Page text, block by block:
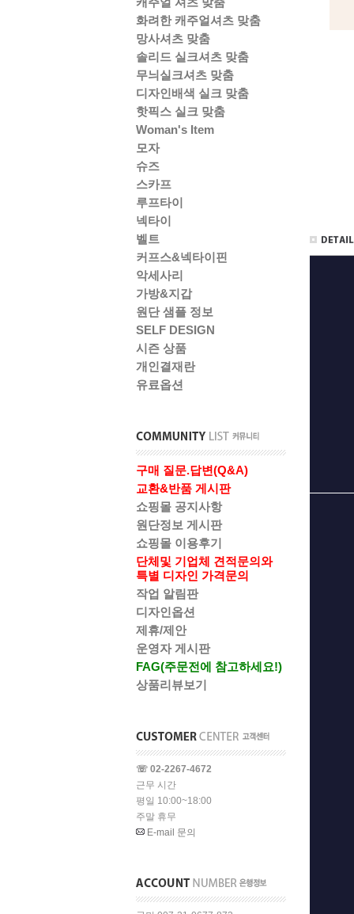
화려한 캐주얼셔츠 맞춤
망사셔츠 맞춤
솔리드 실크셔츠 맞춤
무늬실크셔츠 맞춤
디자인배색 실크 맞춤
핫픽스 실크 맞춤
Woman's Item
모자
슈즈
스카프
루프타이
넥타이
벨트
커프스&넥타이핀
악세사리
가방&지갑
원단 샘플 정보
SELF DESIGN
시즌 상품
개인결재란
유료옵션
구매 질문.답변(Q&A)
교환&반품 게시판
쇼핑몰 공지사항
원단정보 게시판
쇼핑몰 이용후기
단체및 기업체 견적문의와
특별 디자인 가격문의
작업 알림판
디자인옵션
제휴/제안
운영자 게시판
FAG(주문전에 참고하세요!)
상품리뷰보기
☏ 02-2267-4672
근무 시간
평일 10:00~18:00
주말 휴무
E-mail 문의